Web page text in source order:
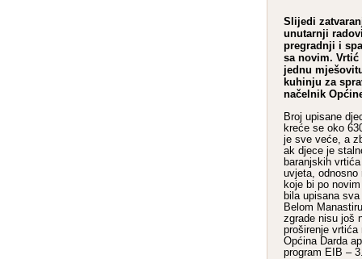
Slijedi
unutarnji
pregradnji i
sa novim.
jednu
kuhinju za
načelnik
Broj upisane
kreće se oko
je sve veće, a
ak djece je
baranjskih
uvjeta, odnosno
koje bi po
bila upisana
Belom
zgrade nisu još
proširenje vrtića
Općina Darda
program EIB –